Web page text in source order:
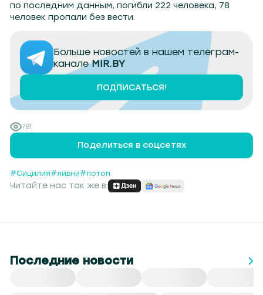
по последним данным, погибли 222 человека, 78
человек пропали без вести.
Больше новостей в нашем телеграм-
каналеMIR.BY
ПОДПИСАТЬСЯ!
781
Поделиться в соцсетях
#Сицилия#ливни#потоп
Читайте нас так же в:
Последние новости